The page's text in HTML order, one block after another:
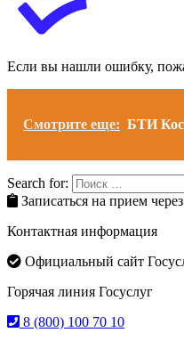
Если вы нашли ошибку,
Смотрите еще: БТИ
Search for:
Записаться на прием
Контактная информация
Официальный сайт
Горячая линия Госуслуг
8 (800) 100 70 10